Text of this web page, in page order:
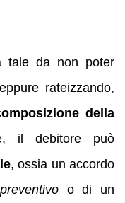
tale da non poter
rateizzando,
della
il debitore può
, ossia un accordo
o di un